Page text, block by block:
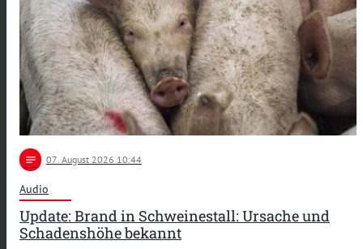
notes 07. August 2026 10:44
Audio
Update: Brand in Schweinestall: Ursache und
Schadenshöhe bekannt